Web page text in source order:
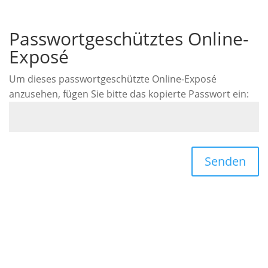
Passwortgeschütztes Online-
Exposé
Um dieses passwortgeschützte Online-Exposé
anzusehen, fügen Sie bitte das kopierte Passwort ein:
Senden